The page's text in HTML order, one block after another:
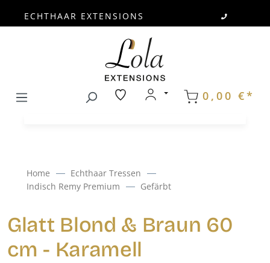
ECHTHAAR EXTENSIONS
0,00 €*
Home
Echthaar Tressen
Indisch Remy Premium
Gefärbt
Glatt Blond & Braun 60
cm - Karamell